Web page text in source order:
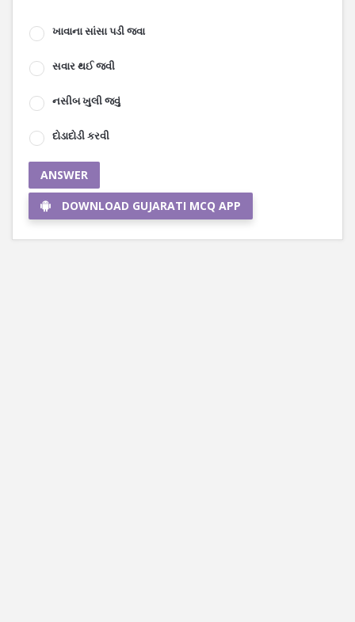
ખાવાના સાંસા પડી જવા
સવાર થઈ જવી
નસીબ ખુલી જવું
દોડાદોડી કરવી
ANSWER
DOWNLOAD GUJARATI MCQ APP